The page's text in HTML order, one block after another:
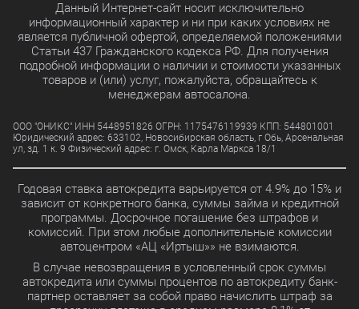
Данный Интернет-сайт носит исключительно
информационный характер и ни при каких условиях не
является публичной офертой, определяемой положениями
Статьи 437 Гражданского кодекса РФ. Для получения
подробной информации о наличии и стоимости указанных
товаров и (или) услуг, пожалуйста, обращайтесь к
менеджерам автосалона.
ООО "ОНИКС" ИНН 5448951826 ОГРН: 1175476119939 КПП: 544801001
Юридический адрес: 633102, Новосибирская область, г Обь, Арсенальная
ул, зд. 1 к. 9 Физический адрес: г. Омск, Карла Маркса 18/1
Годовая ставка автокредита варьируется от 4.9% до 15% и
зависит от конкретного банка, суммы займа и кредитной
программы. Досрочное погашение без штрафов и
комиссий. При этом любые дополнительные комиссии
автоцентром «АЦ «Иртыш»» не взимаются.
В случае невозвращения в условленный срок суммы
автокредита или суммы процентов по автокредиту банк-
партнер оставляет за собой право начислить штраф за